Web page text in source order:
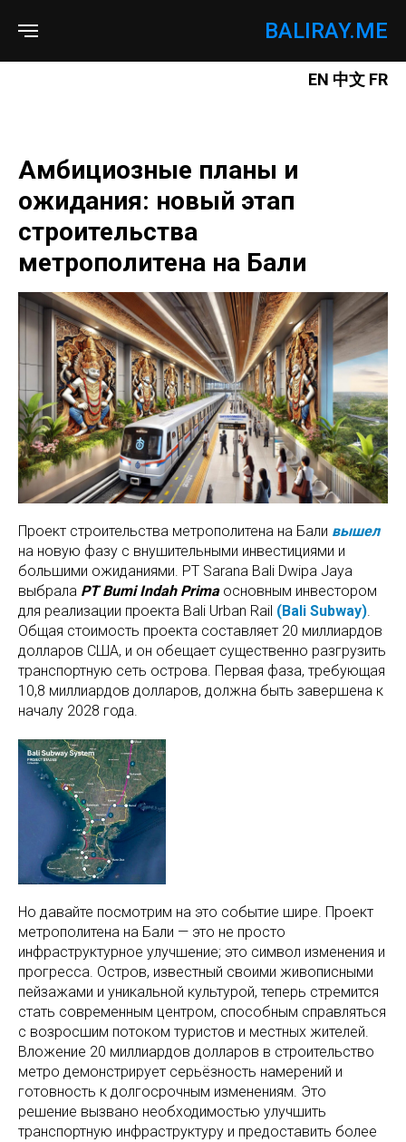
BALIRAY.ME
EN 中文 FR
Амбициозные планы и
ожидания: новый этап
строительства
метрополитена на Бали
Проект строительства метрополитена на Бали вышел
на новую фазу с внушительными инвестициями и
большими ожиданиями. PT Sarana Bali Dwipa Jaya
выбрала PT Bumi Indah Primaосновным инвестором
для реализации проекта Bali Urban Rail (Bali Subway).
Общая стоимость проекта составляет 20 миллиардов
долларов США, и он обещает существенно разгрузить
транспортную сеть острова. Первая фаза, требующая
10,8 миллиардов долларов, должна быть завершена к
началу 2028 года.
Но давайте посмотрим на это событие шире. Проект
метрополитена на Бали — это не просто
инфраструктурное улучшение; это символ изменения и
прогресса. Остров, известный своими живописными
пейзажами и уникальной культурой, теперь стремится
стать современным центром, способным справляться
с возросшим потоком туристов и местных жителей.
Вложение 20 миллиардов долларов в строительство
метро демонстрирует серьёзность намерений и
готовность к долгосрочным изменениям. Это
решение вызвано необходимостью улучшить
транспортную инфраструктуру и предоставить более